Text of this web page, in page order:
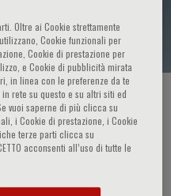
/ RELATORE
Oltre ai Cookie strettamente
Cookie funzionali per
Cookie di prestazione per
e Cookie di pubblicità mirata
in linea con le preferenze da te
rete su questo e su altri siti ed
vuoi saperne di più clicca su
i Cookie di prestazione, i Cookie
terze parti clicca su
acconsenti all’uso di tutte le